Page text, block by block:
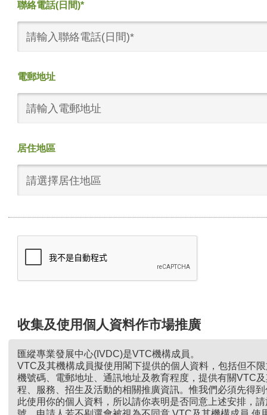
聯絡電話(日間)*
電郵地址
居住地區
請選擇居住地區
收集及使用個人資料作市場推廣
匯縱專業發展中心(IVDC)是VTC機構成員。
VTC及其機構成員擬使用閣下提供的個人資料，包括但不
機號碼、電郵地址、通訊地址及教育程度，提供有關VTC
程、服務、招生及活動的相關推廣資訊。惟我們必須先得
此使用你的個人資料，所以請你表明是否同意上述安排，